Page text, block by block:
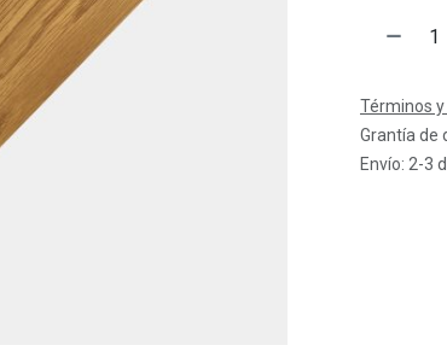
Términos
Grantía de
Envío: 2-3